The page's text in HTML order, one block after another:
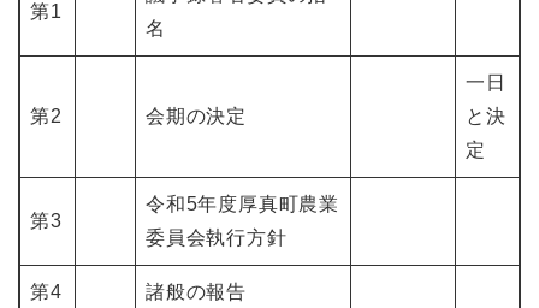
第1
名
第2 会期の決定
一日
と決
定
第3
令和5年度厚真町農業
委員会執行方針
第4 諸般の報告